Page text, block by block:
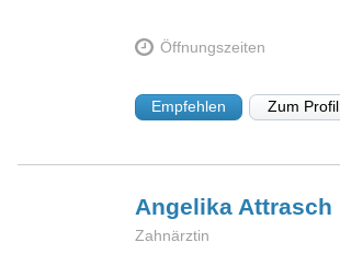
Öffnungszeiten
Empfehlen Zum Profil
Angelika Attrasch
Zahnärztin